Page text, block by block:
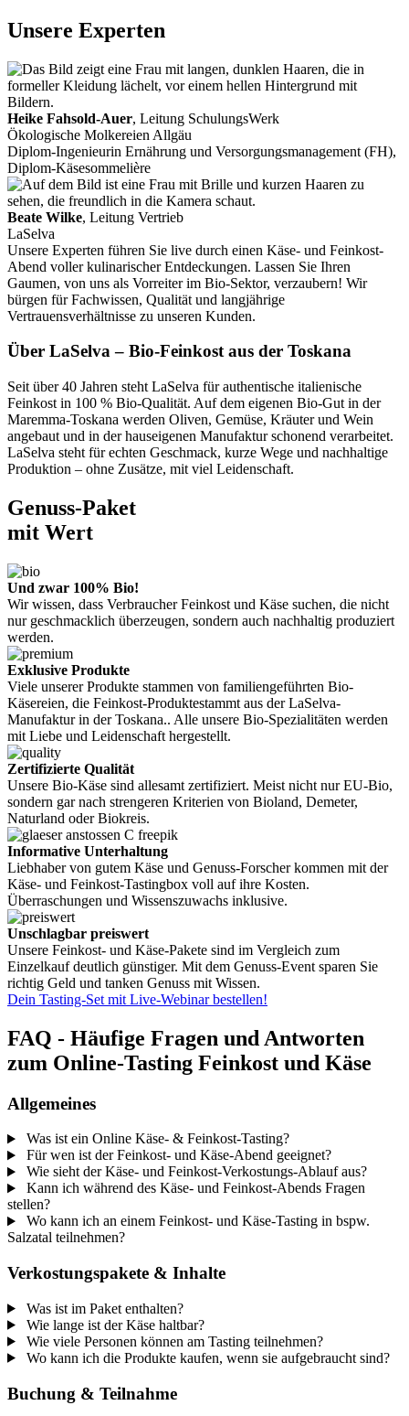
Unsere Experten
Heike Fahsold-Auer, Leitung SchulungsWerk
Ökologische Molkereien Allgäu
Diplom-Ingenieurin Ernährung und Versorgungsmanagement (FH),
Diplom-Käsesommelière
Beate Wilke, Leitung Vertrieb
LaSelva
Unsere Experten führen Sie live durch einen Käse- und Feinkost-
Abend voller kulinarischer Entdeckungen. Lassen Sie Ihren
Gaumen, von uns als Vorreiter im Bio-Sektor, verzaubern! Wir
bürgen für Fachwissen, Qualität und langjährige
Vertrauensverhältnisse zu unseren Kunden.
Über LaSelva – Bio-Feinkost aus der Toskana
Seit über 40 Jahren steht LaSelva für authentische italienische
Feinkost in 100 % Bio-Qualität. Auf dem eigenen Bio-Gut in der
Maremma-Toskana werden Oliven, Gemüse, Kräuter und Wein
angebaut und in der hauseigenen Manufaktur schonend verarbeitet.
LaSelva steht für echten Geschmack, kurze Wege und nachhaltige
Produktion – ohne Zusätze, mit viel Leidenschaft.
Genuss-Paket
mit Wert
Und zwar 100% Bio!
Wir wissen, dass Verbraucher Feinkost und Käse suchen, die nicht
nur geschmacklich überzeugen, sondern auch nachhaltig produziert
werden.
Exklusive Produkte
Viele unserer Produkte stammen von familiengeführten Bio-
Käsereien, die Feinkost-Produktestammt aus der LaSelva-
Manufaktur in der Toskana.. Alle unsere Bio-Spezialitäten werden
mit Liebe und Leidenschaft hergestellt.
Zertifizierte Qualität
Unsere Bio-Käse sind allesamt zertifiziert. Meist nicht nur EU-Bio,
sondern gar nach strengeren Kriterien von Bioland, Demeter,
Naturland oder Biokreis.
Informative Unterhaltung
Liebhaber von gutem Käse und Genuss-Forscher kommen mit der
Käse- und Feinkost-Tastingbox voll auf ihre Kosten.
Überraschungen und Wissenszuwachs inklusive.
Unschlagbar preiswert
Unsere Feinkost- und Käse-Pakete sind im Vergleich zum
Einzelkauf deutlich günstiger. Mit dem Genuss-Event sparen Sie
richtig Geld und tanken Genuss mit Wissen.
Dein Tasting-Set mit Live-Webinar bestellen!
FAQ - Häufige Fragen und Antworten
zum Online-Tasting Feinkost und Käse
Allgemeines
Was ist ein Online Käse- & Feinkost-Tasting?
Für wen ist der Feinkost- und Käse-Abend geeignet?
Wie sieht der Käse- und Feinkost-Verkostungs-Ablauf aus?
Kann ich während des Käse- und Feinkost-Abends Fragen
stellen?
Wo kann ich an einem Feinkost- und Käse-Tasting in bspw.
Salzatal teilnehmen?
Verkostungspakete & Inhalte
Was ist im Paket enthalten?
Wie lange ist der Käse haltbar?
Wie viele Personen können am Tasting teilnehmen?
Wo kann ich die Produkte kaufen, wenn sie aufgebraucht sind?
Buchung & Teilnahme